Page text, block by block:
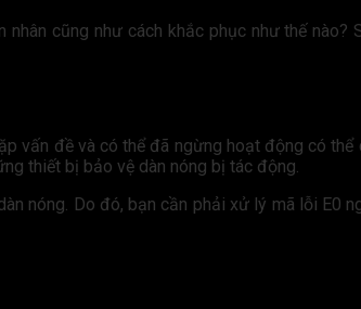
cũng như cách khắc phục như thế nào?
vấn đề và có thể đã ngừng hoạt động có thể
thiết bị bảo vệ dàn nóng bị tác động.
nóng. Do đó, bạn cần phải xử lý mã lỗi E0